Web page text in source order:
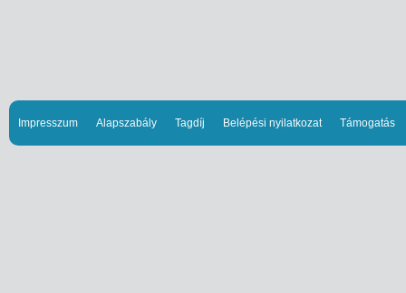
Impresszum Alapszabály Tagdíj Belépési nyilatkozat Támogatás